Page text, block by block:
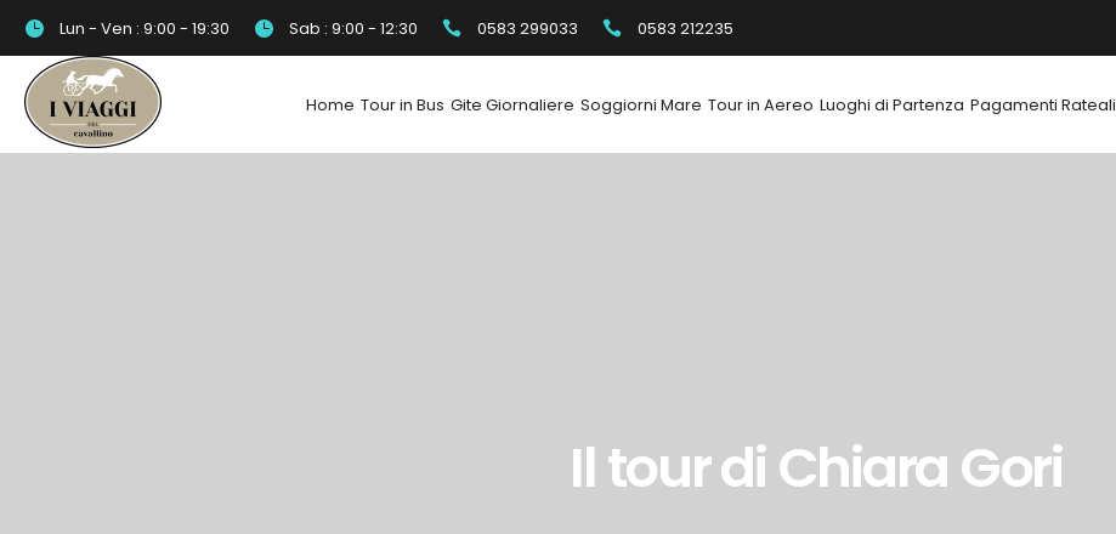
Lun - Ven : 9:00 - 19:30 Sab : 9:00 - 12:30 0583 299033 0583 212235
Home Tour in Bus Gite Giornaliere Soggiorni Mare Tour in Aereo Luoghi di Partenza Pagamenti Rateali
Il tour di Chiara Gori